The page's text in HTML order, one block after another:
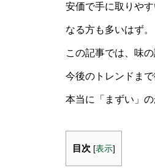
安価で手に取りや
なる方も多いはず。
この記事では、味
今後のトレンドまで
本当に「まずい」
目次 [表示]